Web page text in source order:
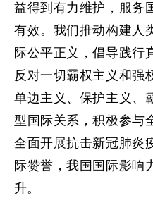
益得到有力维护，服务
有效。我们推动构建人
际公平正义，倡导践行
反对一切霸权主义和强
单边主义、保护主义、
型国际关系，积极参与
全面开展抗击新冠肺炎
际赞誉，我国国际影响
升。